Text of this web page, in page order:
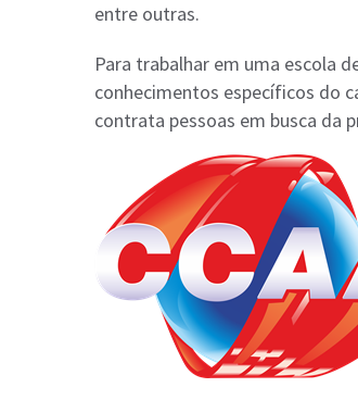
entre outras.
Para trabalhar em uma escola
conhecimentos específicos do
contrata pessoas em busca da